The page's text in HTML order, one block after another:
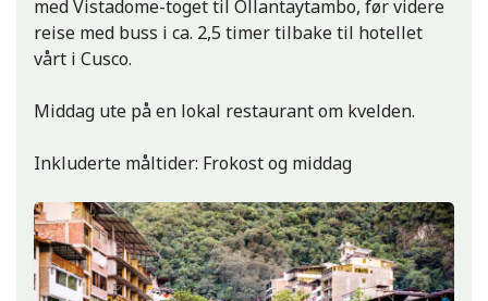
med Vistadome-toget til Ollantaytambo, før videre
reise med buss i ca. 2,5 timer tilbake til hotellet
vårt i Cusco.
Middag ute på en lokal restaurant om kvelden.
Inkluderte måltider: Frokost og middag